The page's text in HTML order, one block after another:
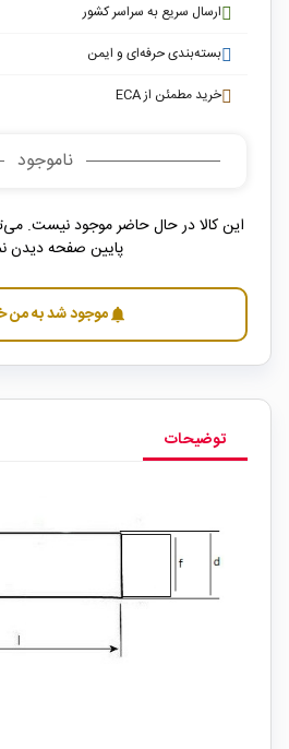
ارسال سریع به سراسر کشور
بسته‌بندی حرفه‌ای و ایمن
خرید مطمئن از ECA
ناموجود
این کالا در حال حاضر موجود نیست.
پایین صفحه دیدن
notificationsموجود شد به من
توضیحات